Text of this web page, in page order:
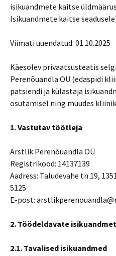
isikuandmete kaitse
Isikuandmete kaitse
Viimati uuendatud: 01.10.2025
Käesolev privaatsusteatis
Perenõuandla OÜ (edaspidi
patsiendi ja külastaja
osutamisel ning muudes
1. Vastutav töötleja
Arstlik Perenõuandla OÜ
Registrikood: 14137139
Aadress: Taludevahe tn 19,
5125
E-post:
2. Töödeldavate
2.1. Tavalised isikuandmed